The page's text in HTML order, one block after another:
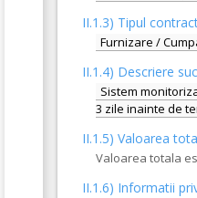
II.1.3) Tipul
Furnizare /
II.1.4) Descriere
Sistem
3 zile inainte de
II.1.5) Valoarea
Valoarea totala
II.1.6) Informatii